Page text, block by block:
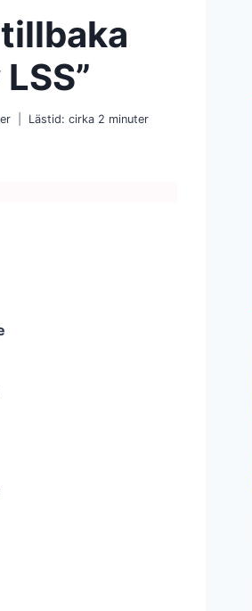
Lästid: cirka 2 minuter